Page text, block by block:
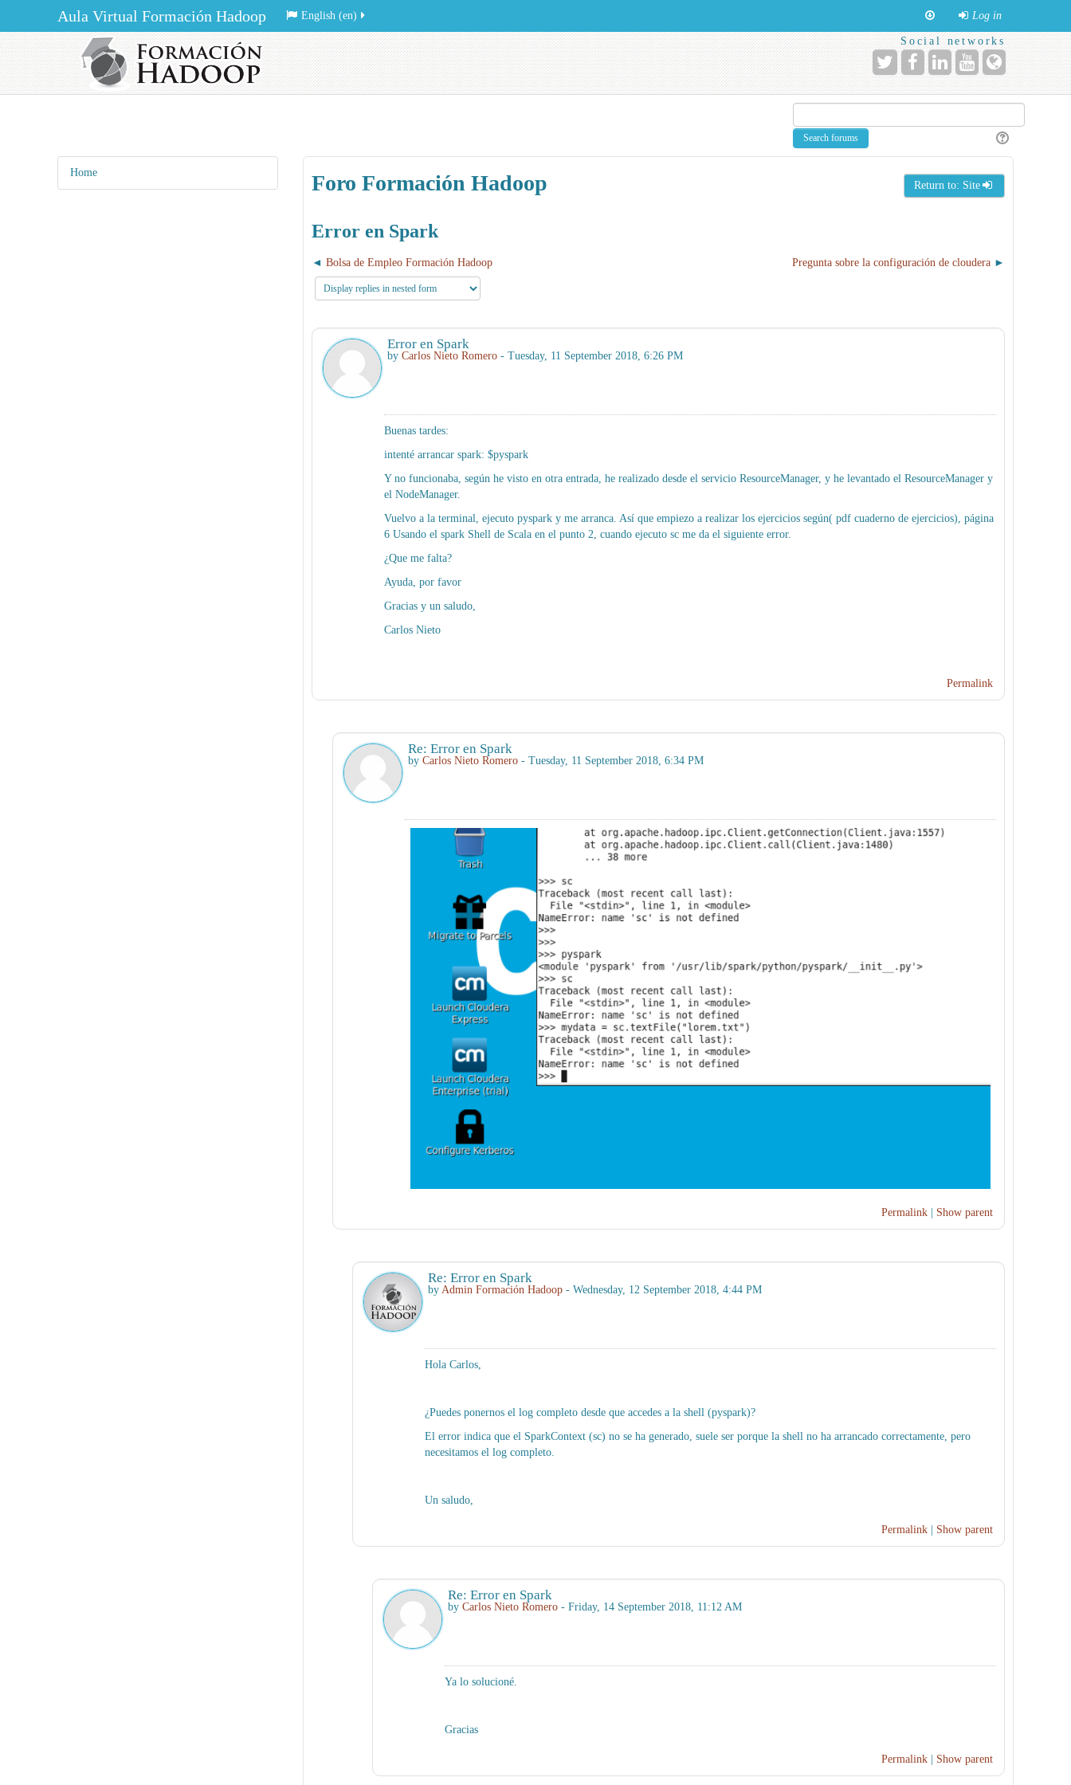
Aula Virtual Formación Hadoop Log in
English ‎(en)‎
Social networks
Foro Formación Hadoop Return to: Site
Error en Spark
Bolsa de Empleo Formación Hadoop Pregunta sobre la configuración de cloudera
Error en Spark
by Carlos Nieto Romero- Tuesday, 11 September 2018, 6:26 PM
Buenas tardes:
intenté arrancar spark: $pyspark
Y no funcionaba, según he visto en otra entrada, he realizado desde el servicio ResourceManager, y he levantado el ResourceManager y
el NodeManager.
Vuelvo a la terminal, ejecuto pyspark y me arranca. Así que empiezo a realizar los ejercicios según( pdf cuaderno de ejercicios), página
6 Usando el spark Shell de Scala en el punto 2, cuando ejecuto sc me da el siguiente error.
¿Que me falta?
Ayuda, por favor
Gracias y un saludo,
Carlos Nieto
Permalink
Re: Error en Spark
by Carlos Nieto Romero- Tuesday, 11 September 2018, 6:34 PM
Permalink Show parent
Re: Error en Spark
byAdmin Formación Hadoop - Wednesday, 12 September 2018, 4:44 PM
Hola Carlos,
¿Puedes ponernos el log completo desde que accedes a la shell (pyspark)?
El error indica que el SparkContext (sc) no se ha generado, suele ser porque la shell no ha arrancado correctamente, pero
necesitamos el log completo.
Un saludo,
Permalink Show parent
Re: Error en Spark
by Carlos Nieto Romero- Friday, 14 September 2018, 11:12 AM
Ya lo solucioné.
Gracias
Permalink Show parent
Home